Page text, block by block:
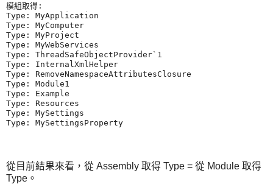
模組取得:
Type: MyApplication
Type: MyComputer
Type: MyProject
Type: MyWebServices
Type: ThreadSafeObjectProvider`1
Type: InternalXmlHelper
Type: RemoveNamespaceAttributesClosure
Type: Module1
Type: Example
Type: Resources
Type: MySettings
從目前結果來看，從 Assembly 取得 Type = 從 Module 取得
Type。